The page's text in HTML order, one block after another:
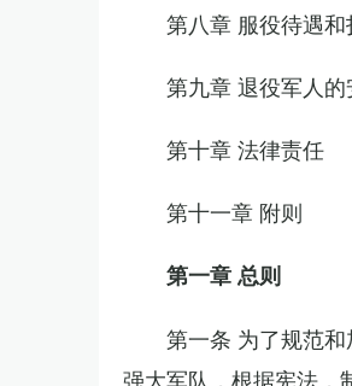
第八章 服役待遇
第九章 退役军人的
第十章 法律责任
第十一章 附则
第一章 总则
第一条 为了规范
强大军队，根据宪法，